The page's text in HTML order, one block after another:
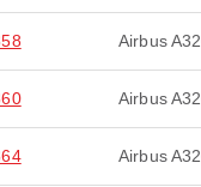
Airbus
Airbus
Airbus